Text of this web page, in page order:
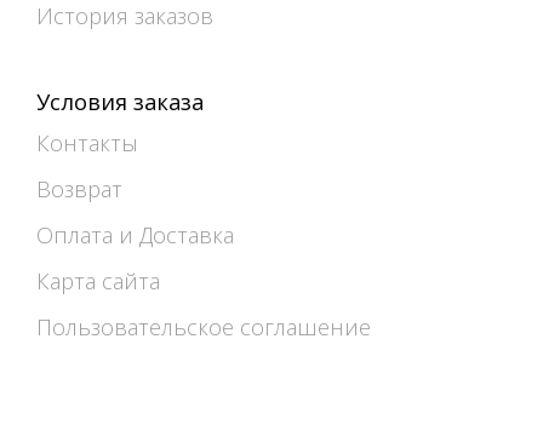
История заказов
Условия заказа
Контакты
Возврат
Оплата и Доставка
Карта сайта
Пользовательское соглашение